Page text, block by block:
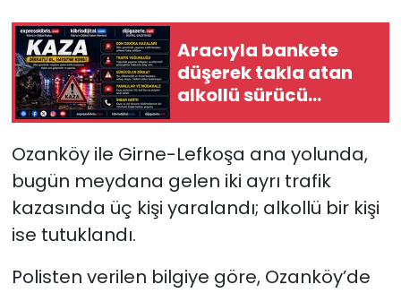
Aracıyla bankete
düşerek takla atan
alkollü sürücü
yaralandı
Ozanköy ile Girne-Lefkoşa ana yolunda,
bugün meydana gelen iki ayrı trafik
kazasında üç kişi yaralandı; alkollü bir kişi
ise tutuklandı.
Polisten verilen bilgiye göre, Ozanköy’de
Politika
SAĞLIK
Teknoloji
TÜRKiYE
Video Galeri